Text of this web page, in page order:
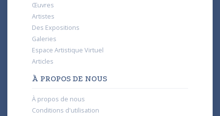
Œuvres
Artistes
Des Expositions
Galeries
Espace Artistique Virtuel
Articles
À PROPOS DE NOUS
À propos de nous
Conditions d'utilisation